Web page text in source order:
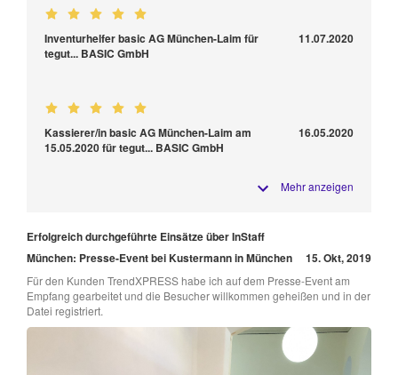
Inventurhelfer basic AG München-Laim für
tegut... BASIC GmbH
11.07.2020
Kassierer/in basic AG München-Laim am
15.05.2020 für tegut... BASIC GmbH
16.05.2020
Mehr anzeigen
Erfolgreich durchgeführte Einsätze über InStaff
München: Presse-Event bei Kustermann in München
15. Okt, 2019
Für den Kunden TrendXPRESS habe ich auf dem Presse-Event am
Empfang gearbeitet und die Besucher willkommen geheißen und in der
Datei registriert.